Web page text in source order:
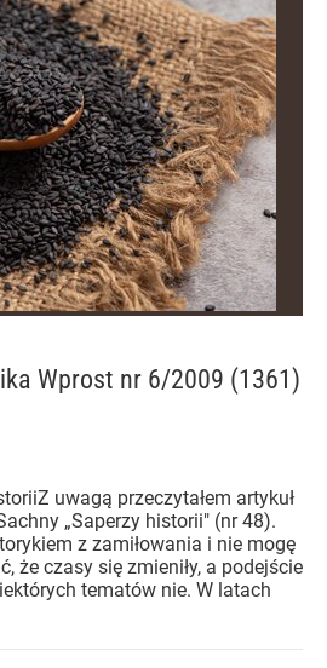
Wprost nr 6/2009 (1361)
uwagą przeczytałem artykuł
„Saperzy historii" (nr 48).
z zamiłowania i nie mogę
że czasy się zmieniły, a podejście
tematów nie. W latach